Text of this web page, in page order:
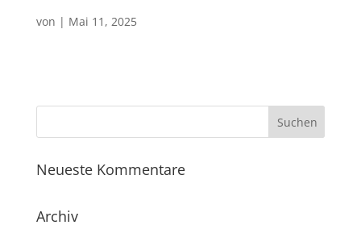
von | Mai 11, 2025
Neueste Kommentare
Archiv